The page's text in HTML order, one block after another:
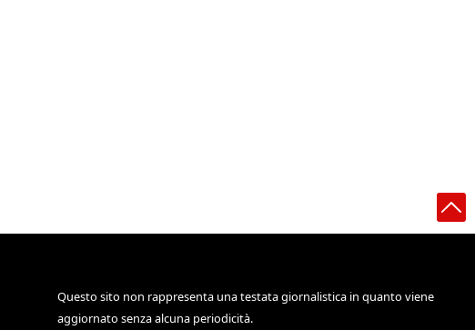
Questo sito non rappresenta una testata giornalistica in quanto viene
aggiornato senza alcuna periodicità.